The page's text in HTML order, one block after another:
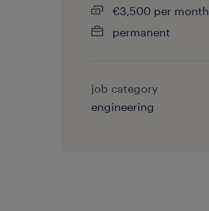
€3,500 per month
permanent
job category
engineering